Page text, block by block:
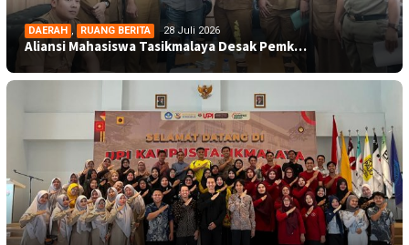
DAERAH , RUANG BERITA 28 Juli 2026
Aliansi Mahasiswa Tasikmalaya Desak Pemk…